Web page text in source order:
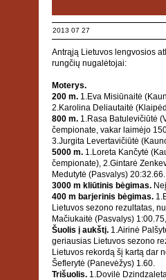
2013 07 27
Antrąją Lietuvos lengvosios
rungčių nugalėtojai:
Moterys.
200 m. 1.Eva Misiūnaitė
2.Karolina Deliautaitė
800 m. 1.Rasa Batulevičiūtė
čempionate, vakar laimėjo
3.Jurgita Levertavičiūtė
5000 m. 1.Loreta Kančytė
čempionate), 2.Gintarė
Medutytė (Pasvalys) 20:32.66.
3000 m kliūtinis bėgimas.
400 m barjerinis bėgimas.
Lietuvos sezono rezultatas,
Mačiukaitė (Pasvalys)
Šuolis į aukštį. 1.Airinė
geriausias Lietuvos sezono
Lietuvos rekordą šį kartą dar
Šeflerytė (Panevėžys) 1.60.
Trišuolis. 1.Dovilė